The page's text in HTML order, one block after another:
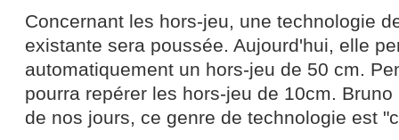
Concernant les hors-jeu, une technologie
existante sera poussée. Aujourd'hui, elle
automatiquement un hors-jeu de 50 cm.
pourra repérer les hors-jeu de 10cm.
de nos jours, ce genre de technologie est